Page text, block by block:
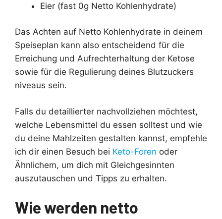
Eier (fast 0g Netto Kohlenhydrate)
Das Achten auf Netto Kohlenhydrate in deinem
Speiseplan kann also entscheidend für die
Erreichung und Aufrechterhaltung der Ketose
sowie für die Regulierung deines Blutzuckers
niveaus sein.
Falls du detaillierter nachvollziehen möchtest,
welche Lebensmittel du essen solltest und wie
du deine Mahlzeiten gestalten kannst, empfehle
ich dir einen Besuch bei Keto-Foren oder
Ähnlichem, um dich mit Gleichgesinnten
auszutauschen und Tipps zu erhalten.
Wie werden netto